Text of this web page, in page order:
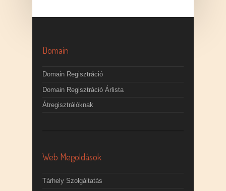
Domain
Domain Regisztráció
Domain Regisztráció Árlista
Átregisztrálóknak
Web Megoldások
Tárhely Szolgáltatás